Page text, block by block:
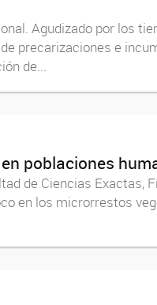
Agudizado por los
precarizaciones e
de...
poblaciones
de Ciencias
en los microrrestos